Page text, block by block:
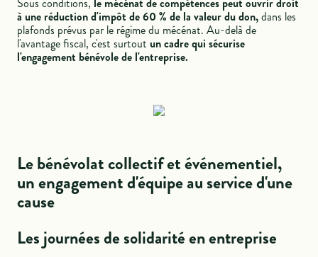
Sous conditions, le mécénat de compétences peut ouvrir droit
à une réduction d'impôt de 60 % de la valeur du don,dans les
plafonds prévus par le régime du mécénat. Au-delà de
l'avantage fiscal, c'est surtoutun cadre qui sécurise
l'engagement bénévole de l'entreprise.
Le bénévolat collectif et événementiel,
un engagement d'équipe au service d'une
cause
Les journées de solidarité en entreprise